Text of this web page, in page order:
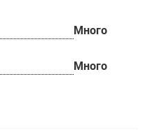
Много
Много